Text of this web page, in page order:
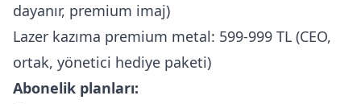
dayanır, premium imaj)
Lazer kazıma premium metal: 599-999 TL (CEO,
ortak, yönetici hediye paketi)
Abonelik planları: